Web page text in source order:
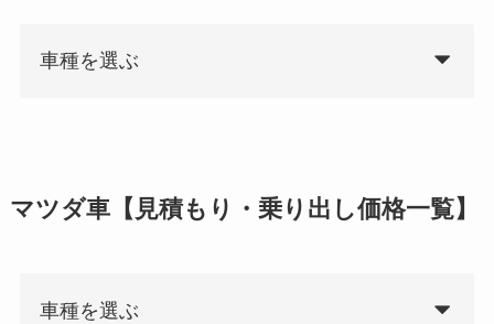
車種を選ぶ
マツダ車【見積もり・乗り出し価格一覧】
車種を選ぶ